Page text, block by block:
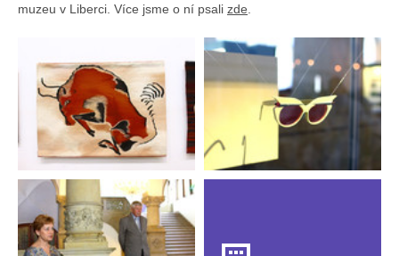
muzeu v Liberci. Více jsme o ní psali zde